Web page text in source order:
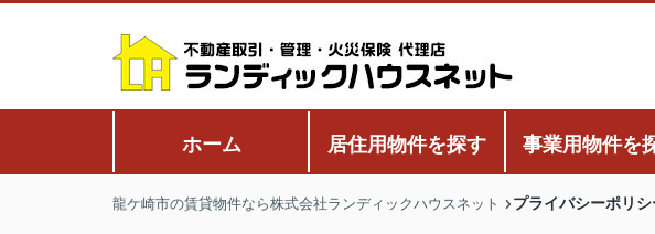
ホーム 居住用物件を探す 事業用物件を
龍ケ崎市の賃貸物件なら株式会社ランディックハウスネット プライバシーポリシ